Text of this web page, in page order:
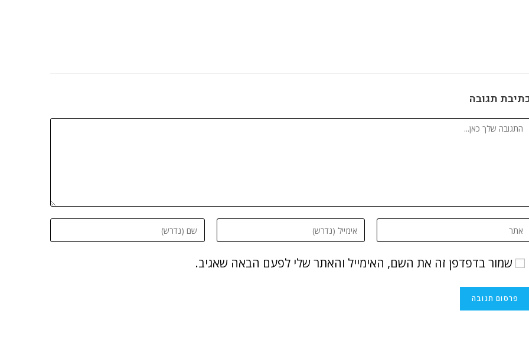
תגובה
שמור בדפדפן זה את השם, האימייל והאתר שלי לפעם הבאה שאגיב.